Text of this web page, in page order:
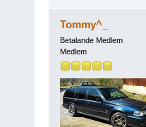
Tommy^_
Betalande Medlem
Medlem